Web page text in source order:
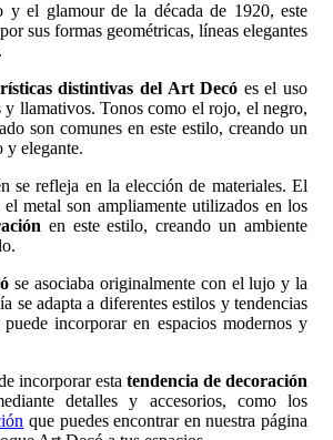
y el glamour de la década de 1920, este
sus formas geométricas, líneas elegantes
distintivas del Art Decó es el uso
y llamativos. Tonos como el rojo, el negro,
son comunes en este estilo, creando un
y elegante.
se refleja en la elección de materiales. El
metal son ampliamente utilizados en los
en este estilo, creando un ambiente
se asociaba originalmente con el lujo y la
se adapta a diferentes estilos y tendencias
incorporar en espacios modernos y
incorporar esta tendencia de decoración
detalles y accesorios, como los
que puedes encontrar en nuestra página